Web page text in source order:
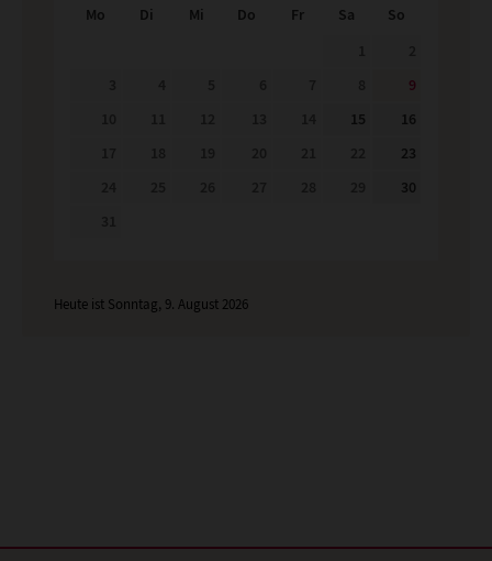
Mo Di Mi Do Fr Sa
So
9
15
16
23
30
Heute ist Sonntag, 9. August 2026